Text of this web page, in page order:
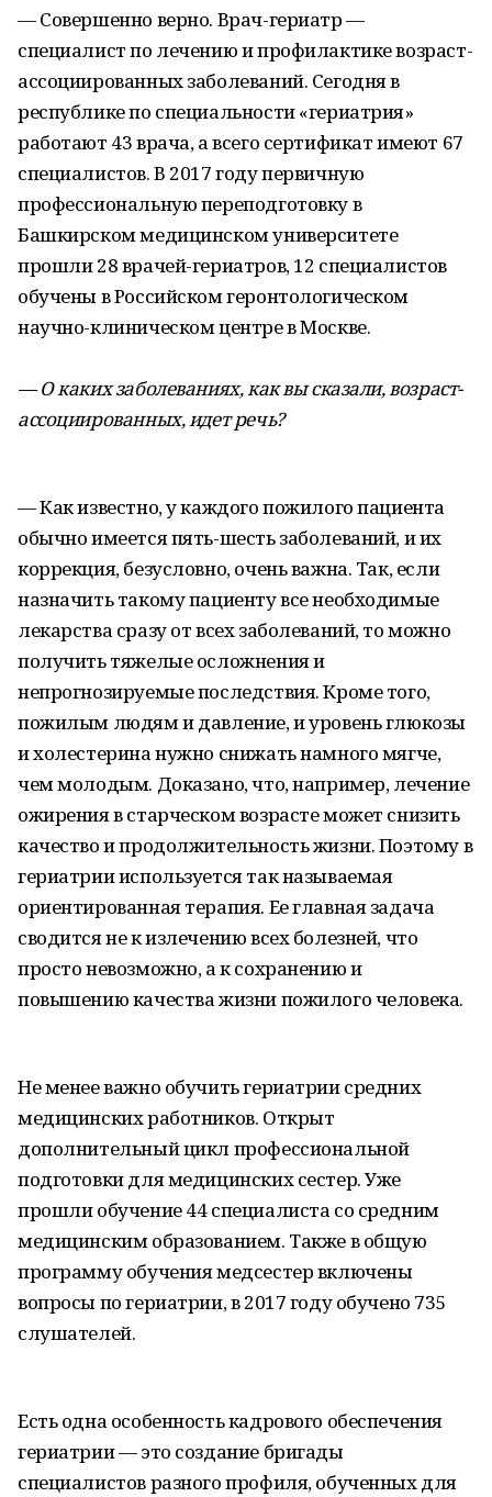
— Совершенно верно. Врач-гериатр —
специалист по лечению и профилактике возраст-
ассоциированных заболеваний. Сегодня в
республике по специальности «гериатрия»
работают 43 врача, а всего сертификат имеют 67
специалистов. В 2017 году первичную
профессиональную переподготовку в
Башкирском медицинском университете
прошли 28 врачей-гериатров, 12 специалистов
обучены в Российском геронтологическом
научно-клиническом центре в Москве.
— О каких заболеваниях, как вы сказали, возраст-
ассоциированных, идет речь?
— Как известно, у каждого пожилого пациента
обычно имеется пять-шесть заболеваний, и их
коррекция, безусловно, очень важна. Так, если
назначить такому пациенту все необходимые
лекарства сразу от всех заболеваний, то можно
получить тяжелые осложнения и
непрогнозируемые последствия. Кроме того,
пожилым людям и давление, и уровень глюкозы
и холестерина нужно снижать намного мягче,
чем молодым. Доказано, что, например, лечение
ожирения в старческом возрасте может снизить
качество и продолжительность жизни. Поэтому в
гериатрии используется так называемая
ориентированная терапия. Ее главная задача
сводится не к излечению всех болезней, что
просто невозможно, а к сохранению и
повышению качества жизни пожилого человека.
Не менее важно обучить гериатрии средних
медицинских работников. Открыт
дополнительный цикл профессиональной
подготовки для медицинских сестер. Уже
прошли обучение 44 специалиста со средним
медицинским образованием. Также в общую
программу обучения медсестер включены
вопросы по гериатрии, в 2017 году обучено 735
слушателей.
Есть одна особенность кадрового обеспечения
гериатрии — это создание бригады
специалистов разного профиля, обученных для